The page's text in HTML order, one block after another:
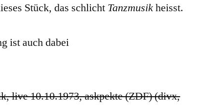
Stück, das schlicht Tanzmusikheisst.
live 10.10.1973, askpekte (ZDF) (divx,